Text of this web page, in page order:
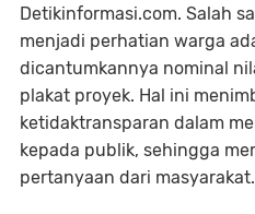
Detikinformasi.com. Salah
menjadi perhatian warga
dicantumkannya nominal
plakat proyek. Hal ini
ketidaktransparan dalam
kepada publik, sehingga
pertanyaan dari masyarakat.